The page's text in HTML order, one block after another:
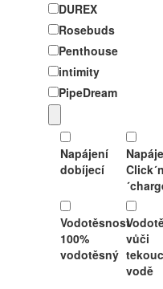
DUREX
Rosebuds
Penthouse
intimity
PipeDream
Napájení
dobíjecí
Click´n
Vodotěsnost
100%
vodotěsný
vůči
vodě